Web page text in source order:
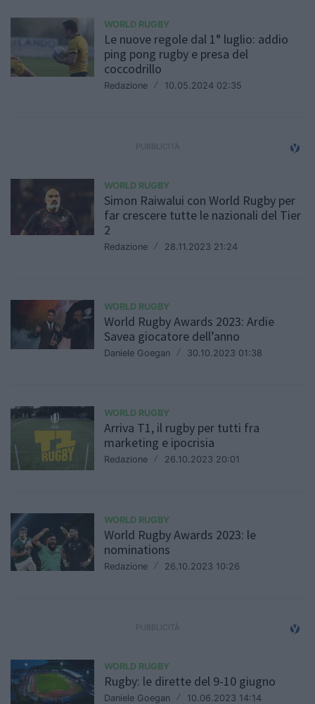
WORLD RUGBY
Le nuove regole dal 1° luglio: addio
ping pong rugby e presa del
coccodrillo
Redazione / 10.05.2024 02:35
WORLD RUGBY
Simon Raiwalui con World Rugby per
far crescere tutte le nazionali del Tier
2
Redazione / 28.11.2023 21:24
WORLD RUGBY
World Rugby Awards 2023: Ardie
Savea giocatore dell’anno
Daniele Goegan / 30.10.2023 01:38
WORLD RUGBY
Arriva T1, il rugby per tutti fra
marketing e ipocrisia
Redazione / 26.10.2023 20:01
WORLD RUGBY
World Rugby Awards 2023: le
nominations
Redazione / 26.10.2023 10:26
WORLD RUGBY
Rugby: le dirette del 9-10 giugno
Daniele Goegan / 10.06.2023 14:14